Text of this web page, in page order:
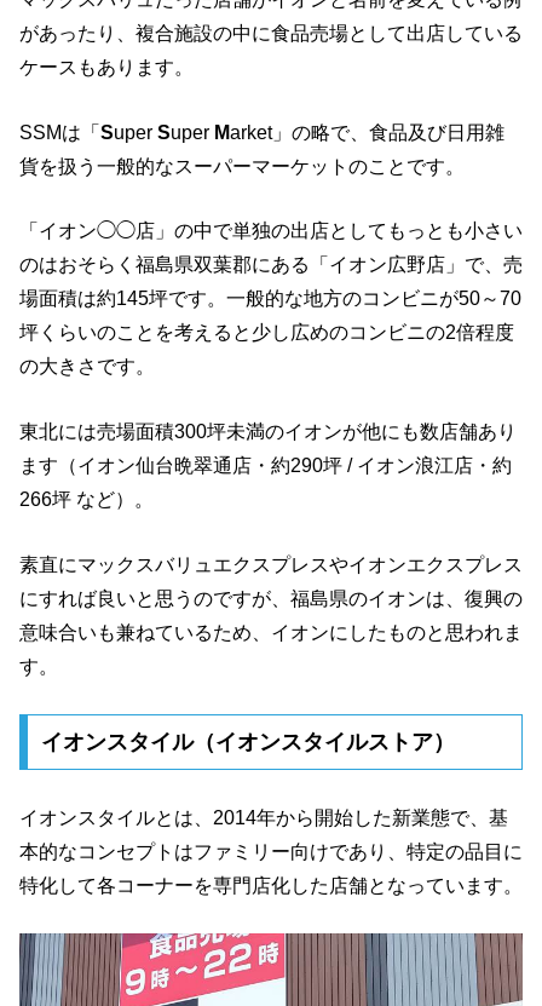
があったり、複合施設の中に食品売場として出店している
ケースもあります。
SSMは「 Super Super Market」の略で、食品及び日用雑
貨を扱う一般的なスーパーマーケットのことです。
「イオン◯◯店」の中で単独の出店としてもっとも小さい
のはおそらく福島県双葉郡にある「イオン広野店」で、売
場面積は約145坪です。一般的な地方のコンビニが50～70
坪くらいのことを考えると少し広めのコンビニの2倍程度
の大きさです。
東北には売場面積300坪未満のイオンが他にも数店舗あり
ます（イオン仙台晩翠通店・約290坪 / イオン浪江店・約
266坪 など）。
素直にマックスバリュエクスプレスやイオンエクスプレス
にすれば良いと思うのですが、福島県のイオンは、復興の
意味合いも兼ねているため、イオンにしたものと思われま
す。
イオンスタイル（イオンスタイルストア）
イオンスタイルとは、2014年から開始した新業態で、基
本的なコンセプトはファミリー向けであり、特定の品目に
特化して各コーナーを専門店化した店舗となっています。